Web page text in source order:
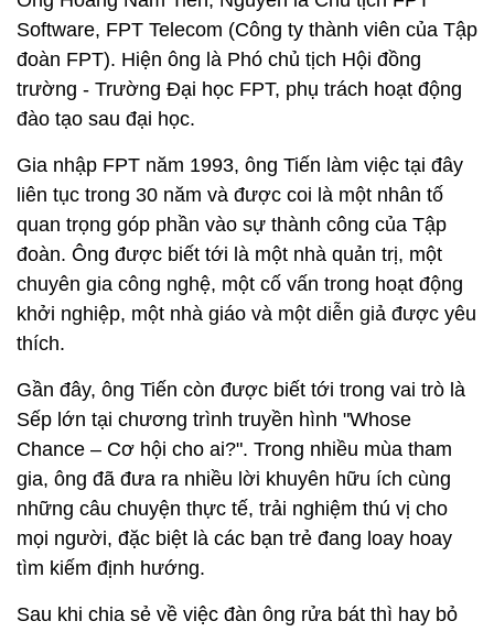
Software, FPT Telecom (Công ty thành viên của Tập
đoàn FPT). Hiện ông là Phó chủ tịch Hội đồng
trường - Trường Đại học FPT, phụ trách hoạt động
đào tạo sau đại học.
Gia nhập FPT năm 1993, ông Tiến làm việc tại đây
liên tục trong 30 năm và được coi là một nhân tố
quan trọng góp phần vào sự thành công của Tập
đoàn. Ông được biết tới là một nhà quản trị, một
chuyên gia công nghệ, một cố vấn trong hoạt động
khởi nghiệp, một nhà giáo và một diễn giả được yêu
thích.
Gần đây, ông Tiến còn được biết tới trong vai trò là
Sếp lớn tại chương trình truyền hình "Whose
Chance – Cơ hội cho ai?". Trong nhiều mùa tham
gia, ông đã đưa ra nhiều lời khuyên hữu ích cùng
những câu chuyện thực tế, trải nghiệm thú vị cho
mọi người, đặc biệt là các bạn trẻ đang loay hoay
tìm kiếm định hướng.
Sau khi chia sẻ về việc đàn ông rửa bát thì hay bỏ